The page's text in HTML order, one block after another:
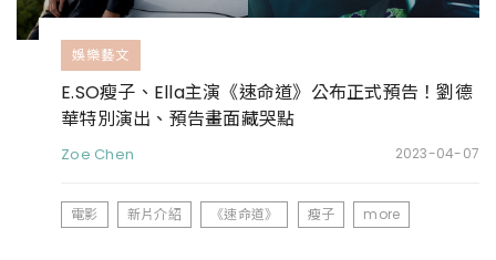
娛樂藝文
E.SO瘦子、Ella主演《速命道》公布正式預告！劉德
華特別演出、預告畫面藏哭點
Zoe Chen 2023-04-07
電影 新片介紹 《速命道》 瘦子 more